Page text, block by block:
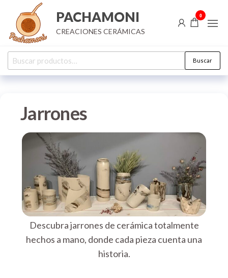
contenido
PACHAMONI
CREACIONES CERÁMICAS
0
Buscar
por:
Buscar
Jarrones
Descubra jarrones de cerámica totalmente
hechos a mano, donde cada pieza cuenta una
historia.